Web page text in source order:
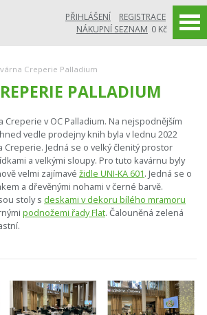
PŘIHLÁŠENÍ
REGISTRACE
NÁKUPNÍ SEZNAM 0 Kč
Creperie Palladium
PALLADIUM
Creperie v OC Palladium. Na nejspodnějším
vedle prodejny knih byla v lednu 2022
Creperie. Jedná se o velký členitý prostor
a velkými sloupy. Pro tuto kavárnu byly
velmi zajímavé židle UNI-KA 601. Jedná se o
a dřevěnými nohami v černé barvě.
stoly s deskami v dekoru bílého mramoru
podnožemi řady Flat. Čalouněná zelená